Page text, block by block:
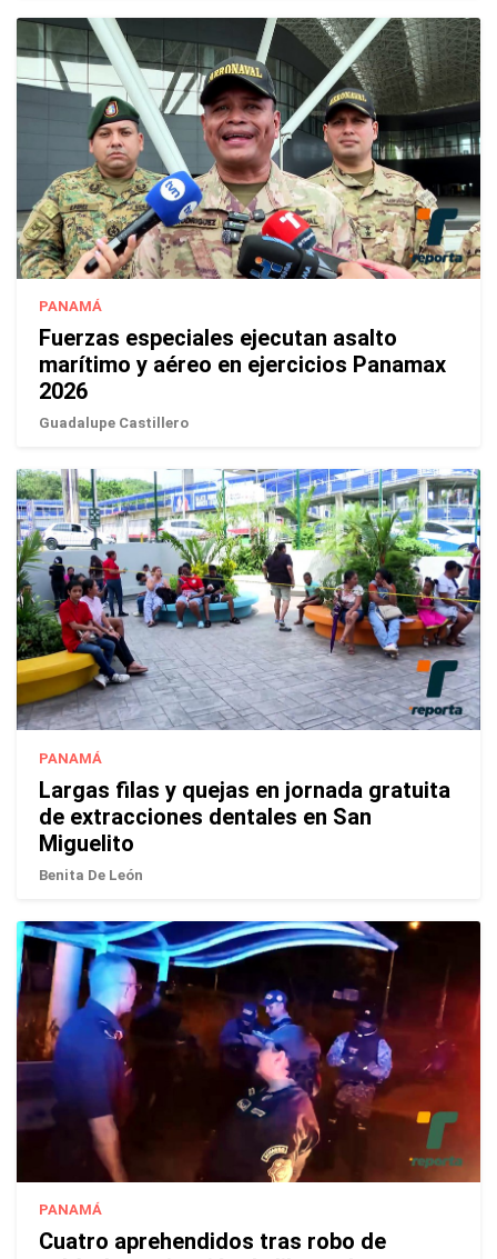
PANAMÁ
Fuerzas especiales ejecutan asalto
marítimo y aéreo en ejercicios Panamax
2026
Guadalupe Castillero
PANAMÁ
Largas filas y quejas en jornada gratuita
de extracciones dentales en San
Miguelito
Benita De León
PANAMÁ
Cuatro aprehendidos tras robo de